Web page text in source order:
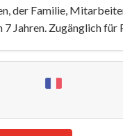
der Familie,
7 Jahren. Zugänglich